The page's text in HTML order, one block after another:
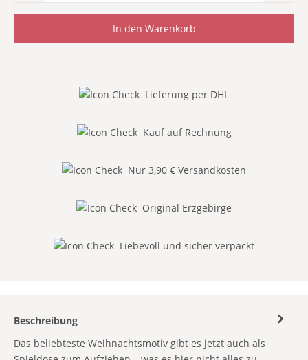
In den Warenkorb
Lieferung per DHL
Kauf auf Rechnung
Nur 3,90 € Versandkosten
Original Erzgebirge
Liebevoll und sicher verpackt
Beschreibung
Das beliebteste Weihnachtsmotiv gibt es jetzt auch als